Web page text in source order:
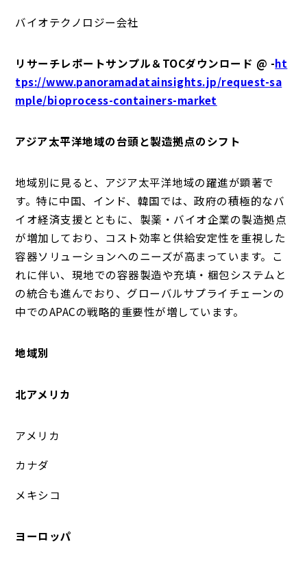
バイオテクノロジー会社
リサーチレポートサンプル＆TOCダウンロード @ -ht
tps://www.panoramadatainsights.jp/request-sa
mple/bioprocess-containers-market
アジア太平洋地域の台頭と製造拠点のシフト
地域別に見ると、アジア太平洋地域の躍進が顕著で
す。特に中国、インド、韓国では、政府の積極的なバ
イオ経済支援とともに、製薬・バイオ企業の製造拠点
が増加しており、コスト効率と供給安定性を重視した
容器ソリューションへのニーズが高まっています。こ
れに伴い、現地での容器製造や充填・梱包システムと
の統合も進んでおり、グローバルサプライチェーンの
中でのAPACの戦略的重要性が増しています。
地域別
北アメリカ
アメリカ
カナダ
メキシコ
ヨーロッパ